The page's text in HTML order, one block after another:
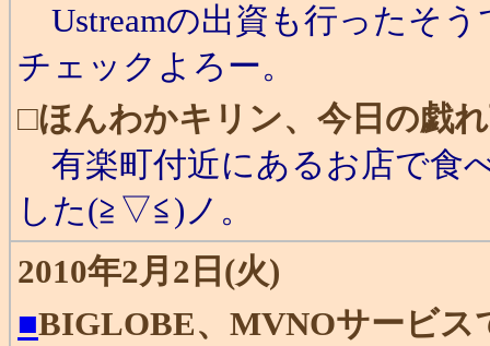
Ustreamの出資も行ったそ
チェックよろー。
□ほんわかキリン、今日の戯
有楽町付近にあるお店で食
した(≧▽≦)ノ。
2010年2月2日(火)
■BIGLOBE、MVNOサービス